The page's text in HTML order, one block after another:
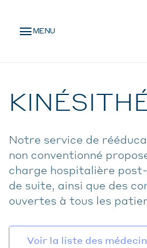
MENU
Notre service de
non conventionné
charge hospitalière
de suite, ainsi que des
ouvertes à tous les
Voir la liste des